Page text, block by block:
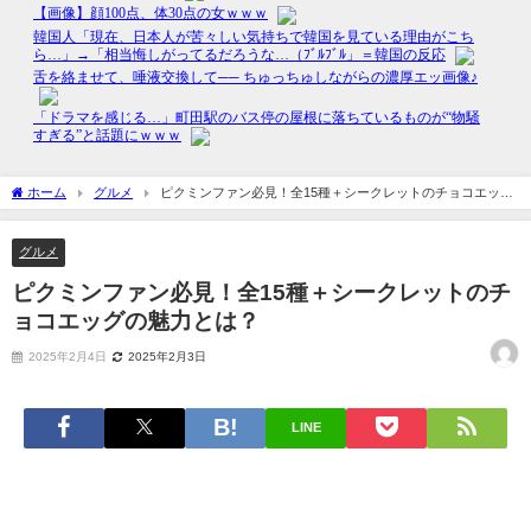
ホーム グルメ
ピクミンファン必見！全15種＋シークレットのチョコエッグ
の魅力とは？
グルメ
ピクミンファン必見！全15種＋シークレットのチ
ョコエッグの魅力とは？
2025年2月4日 2025年2月3日
LINE